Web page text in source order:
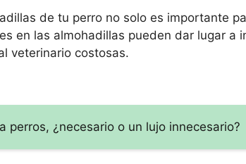
de tu perro no solo es importante
en las almohadillas pueden dar lugar
veterinario costosas.
perros, ¿necesario o un lujo innecesario?